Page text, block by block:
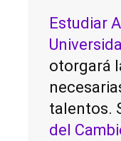
Estudiar
otorgará
talentos.
del